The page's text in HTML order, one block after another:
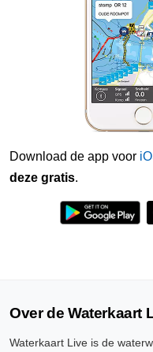
Download de app voor
deze gratis.
Over de Waterkaart
Waterkaart Live is de